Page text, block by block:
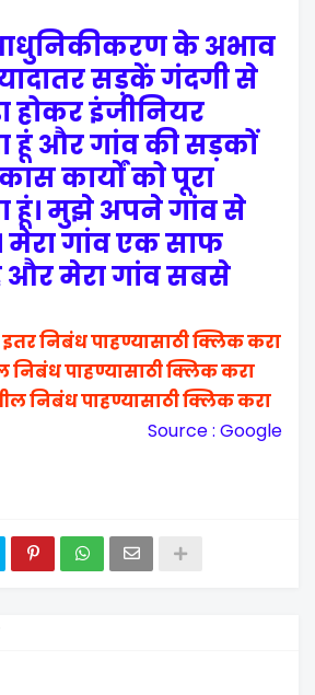
के अभाव
सड़कें गंदगी से
होकर इंजीनियर
हूं और गांव की सड़कों
कार्यों को पूरा
हूं। मुझे अपने गांव से
मेरा गांव एक साफ
और मेरा गांव सबसे
निबंध पाहण्यासाठी क्लिक करा
निबंध पाहण्यासाठी क्लिक करा
निबंध पाहण्यासाठी क्लिक करा
Source : Google